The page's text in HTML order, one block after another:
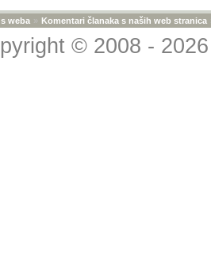
weba » Komentari članaka s naših web stranica
© 2008 -